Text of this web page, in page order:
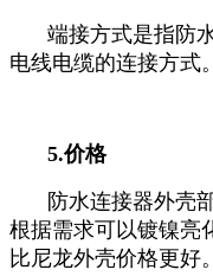
端接方式是指防
电线电缆的连接方式
5.价格
防水连接器外壳
根据需求可以镀镍亮
比尼龙外壳价格更好。